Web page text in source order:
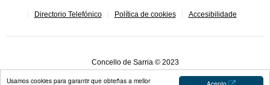
Usamos cookies para garantir que obteñas a mellor
Directorio Telefónico Política de cookies Accesibilidade
Concello de Sarria © 2023